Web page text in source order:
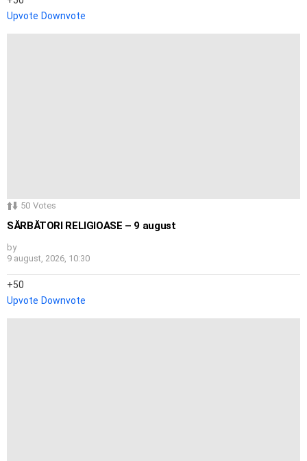
Upvote Downvote
50 Votes
SĂRBĂTORI RELIGIOASE – 9 august
by
9 august, 2026, 10:30
50
Upvote Downvote